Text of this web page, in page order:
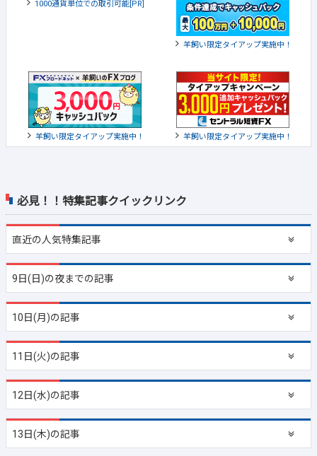
必見！！特集記事クイックリンク
直近の人気特集記事
9日(日)の夜までの記事
10日(月)の記事
11日(火)の記事
12日(水)の記事
13日(木)の記事
1000通貨単位での取引可能[PR]
羊飼い限定タイアップ実施中！
羊飼い限定タイアップ実施中！ 羊飼い限定タイアップ実施中！